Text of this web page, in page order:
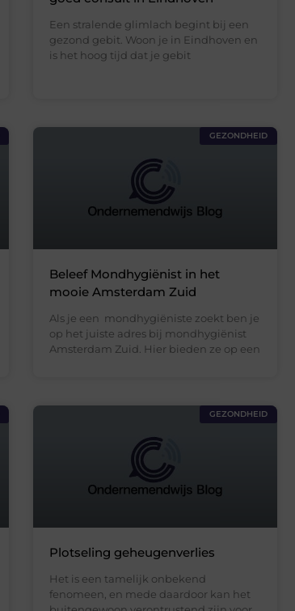
Een stralende glimlach begint bij een
gezond gebit. Woon je in Eindhoven en
is het hoog tijd dat je gebit
GEZONDHEID
Beleef Mondhygiënist in het
mooie Amsterdam Zuid
Als je een mondhygiëniste zoekt ben je
op het juiste adres bij mondhygiënist
Amsterdam Zuid. Hier bieden ze op een
GEZONDHEID
Plotseling geheugenverlies
Het is een tamelijk onbekend
fenomeen, en mede daardoor kan het